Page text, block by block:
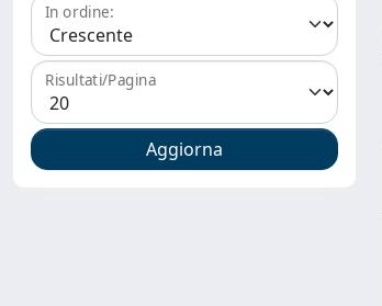
In ordine:
Risultati/Pagina